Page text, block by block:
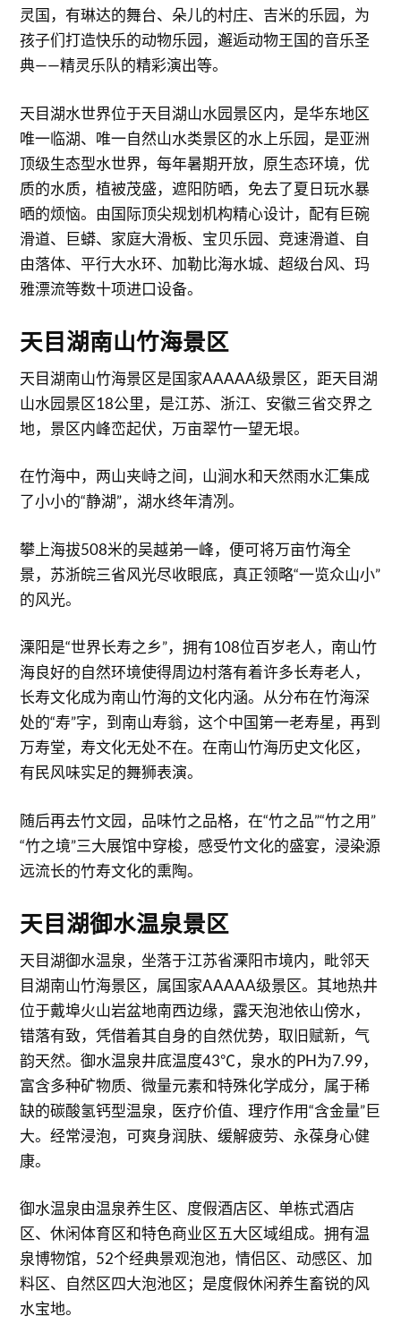
灵国，有琳达的舞台、朵儿的村庄、吉米的乐园，为
孩子们打造快乐的动物乐园，邂逅动物王国的音乐圣
典——精灵乐队的精彩演出等。
天目湖水世界位于天目湖山水园景区内，是华东地区
唯一临湖、唯一自然山水类景区的水上乐园，是亚洲
顶级生态型水世界，每年暑期开放，原生态环境，优
质的水质，植被茂盛，遮阳防晒，免去了夏日玩水暴
晒的烦恼。由国际顶尖规划机构精心设计，配有巨碗
滑道、巨蟒、家庭大滑板、宝贝乐园、竞速滑道、自
由落体、平行大水环、加勒比海水城、超级台风、玛
雅漂流等数十项进口设备。
天目湖南山竹海景区
天目湖南山竹海景区是国家AAAAA级景区，距天目湖
山水园景区18公里，是江苏、浙江、安徽三省交界之
地，景区内峰峦起伏，万亩翠竹一望无垠。
在竹海中，两山夹峙之间，山涧水和天然雨水汇集成
了小小的“静湖”，湖水终年清冽。
攀上海拔508米的吴越弟一峰，便可将万亩竹海全
景，苏浙皖三省风光尽收眼底，真正领略“一览众山小”
的风光。
溧阳是“世界长寿之乡”，拥有108位百岁老人，南山竹
海良好的自然环境使得周边村落有着许多长寿老人，
长寿文化成为南山竹海的文化内涵。从分布在竹海深
处的“寿”字，到南山寿翁，这个中国第一老寿星，再到
万寿堂，寿文化无处不在。在南山竹海历史文化区，
有民风味实足的舞狮表演。
随后再去竹文园，品味竹之品格，在“竹之品”“竹之用”
“竹之境”三大展馆中穿梭，感受竹文化的盛宴，浸染源
远流长的竹寿文化的熏陶。
天目湖御水温泉景区
天目湖御水温泉，坐落于江苏省溧阳市境内，毗邻天
目湖南山竹海景区，属国家AAAAA级景区。其地热井
位于戴埠火山岩盆地南西边缘，露天泡池依山傍水，
错落有致，凭借着其自身的自然优势，取旧赋新，气
韵天然。御水温泉井底温度43℃，泉水的PH为7.99，
富含多种矿物质、微量元素和特殊化学成分，属于稀
缺的碳酸氢钙型温泉，医疗价值、理疗作用“含金量”巨
大。经常浸泡，可爽身润肤、缓解疲劳、永葆身心健
康。
御水温泉由温泉养生区、度假酒店区、单栋式酒店
区、休闲体育区和特色商业区五大区域组成。拥有温
泉博物馆，52个经典景观泡池，情侣区、动感区、加
料区、自然区四大泡池区；是度假休闲养生畜锐的风
水宝地。